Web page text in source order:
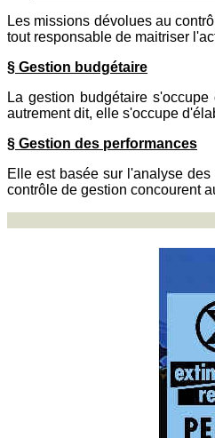
Les missions dévolues au
tout responsable de maitriser
§ Gestion budgétaire
La gestion budgétaire
autrement dit, elle s'occupe
§ Gestion des performances
Elle est basée sur l'analyse
contrôle de gestion concourent